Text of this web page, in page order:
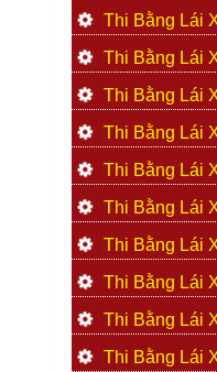
Thi Bằng Lái
Thi Bằng Lái
Thi Bằng Lái
Thi Bằng Lái
Thi Bằng Lái
Thi Bằng Lái
Thi Bằng Lái
Thi Bằng Lái
Thi Bằng Lái
Thi Bằng Lái